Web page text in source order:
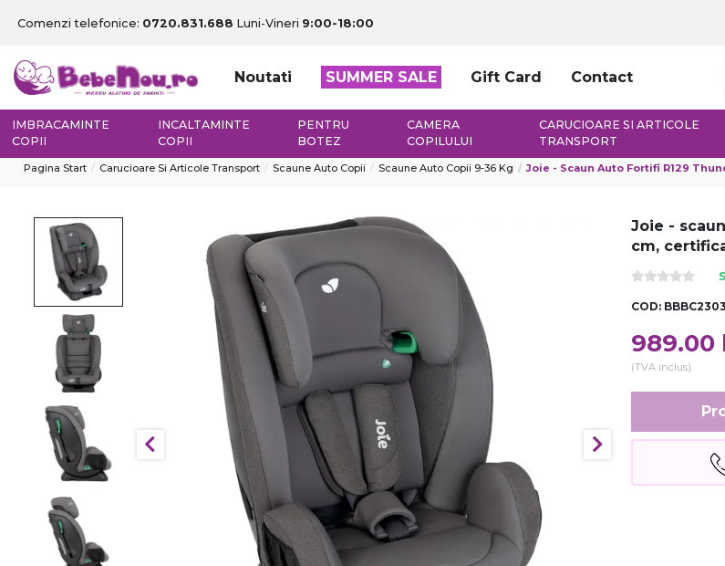
Comenzi telefonice: 0720.831.688 Luni-Vineri 9:00-18:00
Noutati SUMMER SALE Gift Card Contact
IMBRACAMINTE
COPII
INCALTAMINTE
COPII
PENTRU
BOTEZ
CAMERA
COPILULUI
CARUCIOARE SI ARTICOLE
TRANSPORT
Pagina Start Carucioare Si Articole Transport Scaune Auto Copii Scaune Auto Copii 9-36 Kg Joie - Scaun Auto Fortifi R129
Joie -
cm,
COD:
989.00
(TVA inclus)